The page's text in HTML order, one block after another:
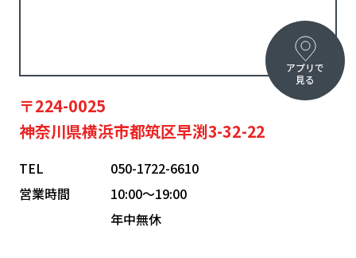
〒224-0025
神奈川県横浜市都筑区早渕3-32-22
TEL
050-1722-6610
営業時間
10:00〜19:00
年中無休
アプリで
見る